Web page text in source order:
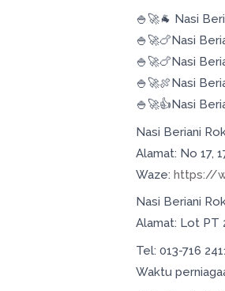
🍚🚀🐐 Nasi
🍚🚀🍗Nasi
🍚🚀🍗Nasi
🍚🚀🍖Nasi
🍚🚀👍Nasi
Nasi Beriani
Alamat: No 17,
Waze:https://
Nasi Beriani
Alamat: Lot PT
Tel: 013-716
Waktu